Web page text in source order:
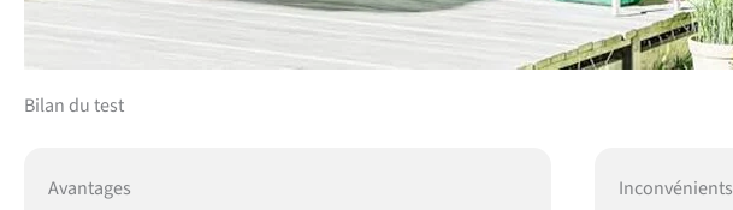
Bilan du test
Avantages Inconvénients